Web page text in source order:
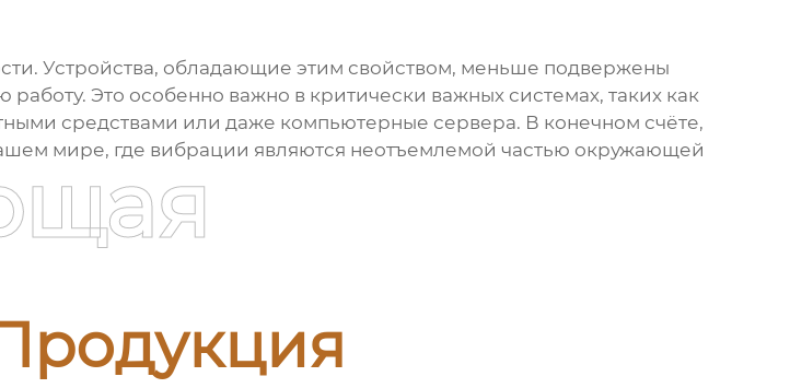
Устройства, обладающие этим свойством, меньше подвержены
Это особенно важно в критически важных системах, таких как
средствами или даже компьютерные сервера. В конечном счёте,
мире, где вибрации являются неотъемлемой частью окружающей